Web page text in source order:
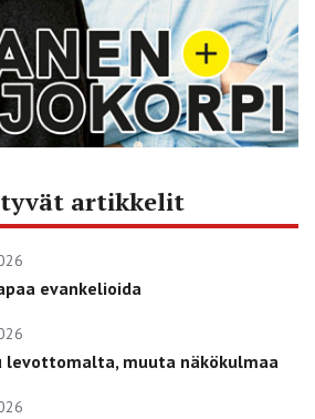
artikkelit
evankelioida
levottomalta, muuta näkökulmaa